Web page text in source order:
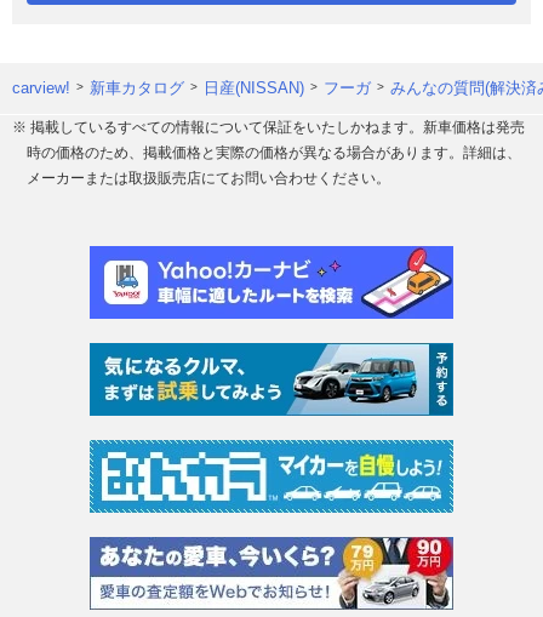
carview! 新車カタログ 日産(NISSAN) フーガ みんなの質問(解決済
※ 掲載しているすべての情報について保証をいたしかねます。新車価格は発売
時の価格のため、掲載価格と実際の価格が異なる場合があります。詳細は、
メーカーまたは取扱販売店にてお問い合わせください。